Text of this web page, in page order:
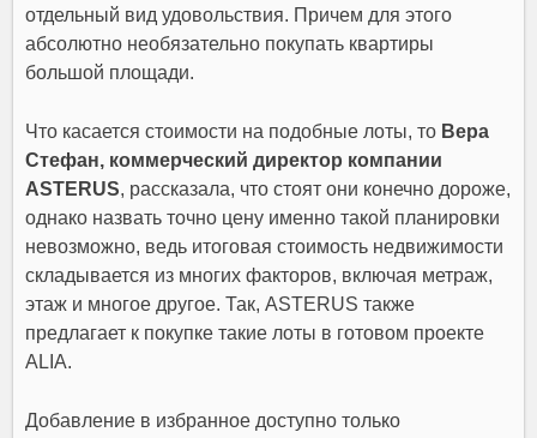
отдельный вид удовольствия. Причем для этого
абсолютно необязательно покупать квартиры
большой площади.
Что касается стоимости на подобные лоты, то Вера
Стефан, коммерческий директор компании
ASTERUS, рассказала, что стоят они конечно дороже,
однако назвать точно цену именно такой планировки
невозможно, ведь итоговая стоимость недвижимости
складывается из многих факторов, включая метраж,
этаж и многое другое. Так, ASTERUS также
предлагает к покупке такие лоты в готовом проекте
ALIA.
Добавление в избранное доступно только